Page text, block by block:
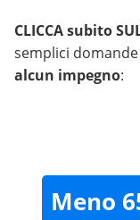
CLICCA subito
semplici
alcun impegno:
Meno